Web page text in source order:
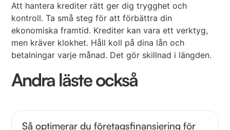
Att hantera krediter rätt ger dig trygghet och
kontroll. Ta små steg för att förbättra din
ekonomiska framtid. Krediter kan vara ett verktyg,
men kräver klokhet. Håll koll på dina lån och
betalningar varje månad. Det gör skillnad i längden.
Andra läste också
Så optimerar du företagsfinansiering för